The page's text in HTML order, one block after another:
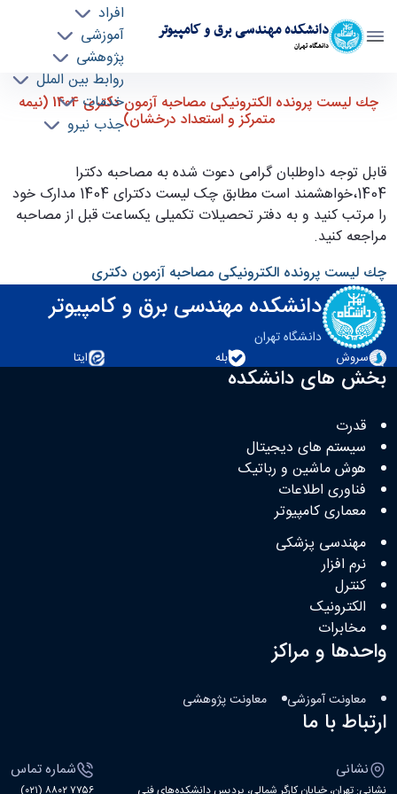
دانشکده مهندسی برق و کامپیوتر
دانشگاه تهران
افراد
آموزشی
پژوهشی
روابط بین الملل
خدمات
جذب نیرو
چك ليست پرونده الکترونیکی مصاحبه آزمون
دکتری 1404 (نیمه متمرکز و استعداد درخشان) -
چك ليست پرونده الکترونیکی مصاحبه آزمون دکتری 1404 (نیمه
متمرکز و استعداد درخشان)
قابل توجه داوطلبان گرامی دعوت شده به مصاحبه دکترا
1404،خواهشمند است مطابق چک لیست دکترای 1404 مدارک خود
را مرتب کنید و به دفتر تحصیلات تکمیلی یکساعت قبل از مصاحبه
مراجعه کنید.
چك ليست پرونده الکترونیکی مصاحبه آزمون دکتری
دانشکده مهندسی برق و کامپیوتر
دانشگاه تهران
سروش
بله ایتا
بخش های دانشکده
قدرت
سیستم های دیجیتال
هوش ماشین و رباتیک
فناوری اطلاعات
معماری کامپیوتر
مهندسی پزشکی
نرم افزار
کنترل
الکترونیک
مخابرات
واحدها و مراکز
معاونت آموزشی معاونت پژوهشی
ارتباط با ما
نشانی
نشانی: تهران، خیابان کارگر شمالی، پردیس دانشکده‌های فنی
شماره تماس
۷۷۵۶ ۸۸۰۲ (۰۲۱)